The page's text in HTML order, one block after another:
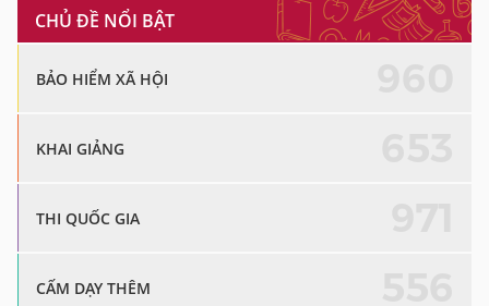
CHỦ ĐỀ NỔI BẬT
BẢO HIỂM XÃ HỘI
KHAI GIẢNG
THI QUỐC GIA
CẤM DẠY THÊM